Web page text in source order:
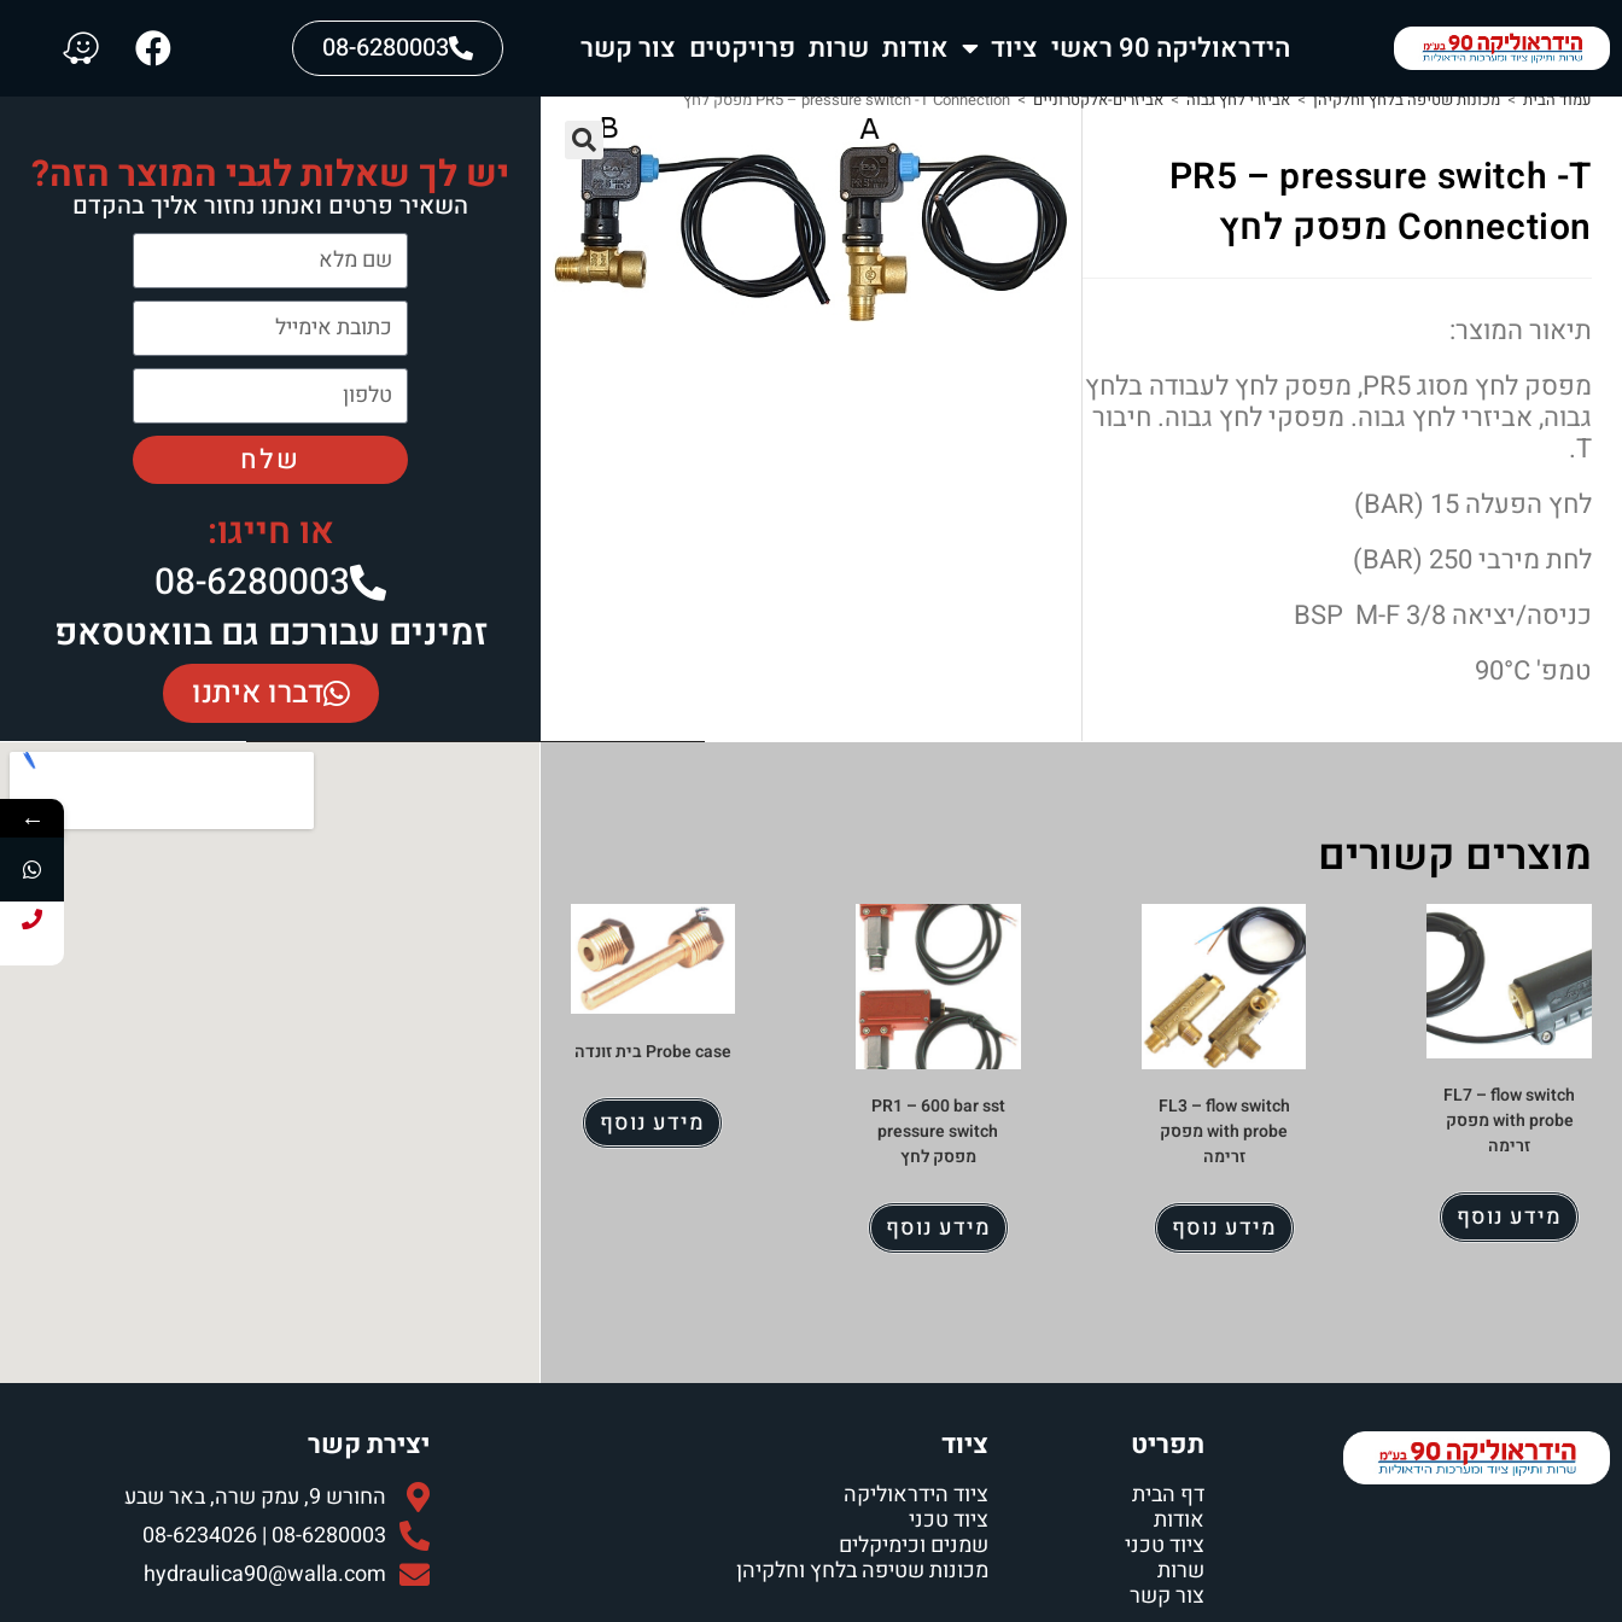
הידראוליקה 90 ראשי ציוד אודות שרות פרויקטים צור קשר 08-6280003
עמוד הבית > מכונות שטיפה בלחץ וחלקיהן > אביזרי לחץ גבוה > אביזרים-אלקטרוניים > PR5 – pressure switch -T Connection מפסק לחץ
PR5 – pressure switch -T
Connection מפסק לחץ
תיאור המוצר:
מפסק לחץ מסוג PR5, מפסק לחץ לעבודה בלחץ
גבוה, אביזרי לחץ גבוה. מפסקי לחץ גבוה. חיבור
T.
לחץ הפעלה 15 (BAR)
לחת מירבי 250 (BAR)
כניסה/יציאה 3/8 BSP M-F
טמפ' 90°C
יש לך שאלות לגבי המוצר הזה?
השאיר פרטים ואנחנו נחזור אליך בהקדם
שלח
או חייגו:
08-6280003​
זמינים עבורכם גם בוואטסאפ
דברו איתנו
מוצרים קשורים
FL7 – flow switch
with probe מפסק
זרימה
מידע נוסף
FL3 – flow switch
with probe מפסק
זרימה
מידע נוסף
PR1 – 600 bar sst
pressure switch
מפסק לחץ
מידע נוסף
Probe case בית זונדה
מידע נוסף
תפריט
דף הבית
אודות
ציוד טכני
שרות
צור קשר
ציוד
ציוד הידראוליקה
ציוד טכני
שמנים וכימיקלים
מכונות שטיפה בלחץ וחלקיהן
יצירת קשר
החורש 9, עמק שרה, באר שבע
08-6280003 | 08-6234026
hydraulica90@walla.com
←